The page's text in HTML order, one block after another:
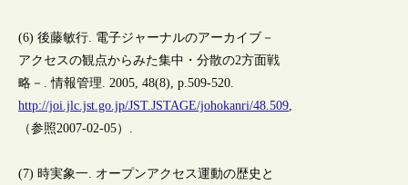
(6) 後藤敏行. 電子ジャーナルのアーカイブ－
アクセスの観点からみた集中・分散の2方面戦
略－. 情報管理. 2005, 48(8), p.509-520.
http://joi.jlc.jst.go.jp/JST.JSTAGE/johokanri/48.509,
（参照2007-02-05）.
(7) 時実象一. オープンアクセス運動の歴史と